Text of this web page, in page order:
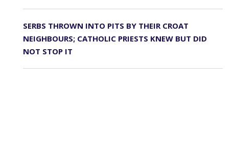
SERBS THROWN INTO PITS BY THEIR CROAT
NEIGHBOURS; CATHOLIC PRIESTS KNEW BUT DID
NOT STOP IT